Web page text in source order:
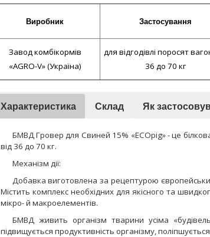
Виробник Застосування
Завод комбікормів
«AGRO-V» (Україна)
для відгодівлі поросят
36 до 70 кг
Характеристика Склад Як
БМВД Гровер для Свиней 15% «ECOpig» - це
від 36 до 70 кг.
Механізм дії:
Добавка виготовлена за рецептурою
Містить комплекс необхідних для якісного та
мікро- й макроелементів.
БМВД живить організм тварини усіма
підвищується продуктивність організму,